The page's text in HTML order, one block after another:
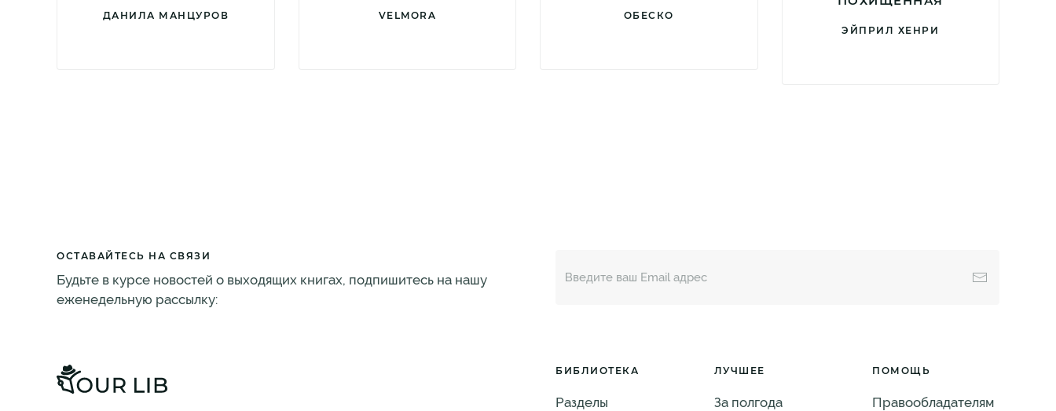
ДАНИЛА МАНЦУРОВ VELMORA ОБЕСКО
ЭЙПРИЛ ХЕНРИ
ОСТАВАЙТЕСЬ НА СВЯЗИ
Будьте в курсе новостей о выходящих книгах, подпишитесь на нашу
еженедельную рассылку:
БИБЛИОТЕКА
Разделы
ЛУЧШЕЕ
За полгода
ПОМОЩЬ
Правообладателям